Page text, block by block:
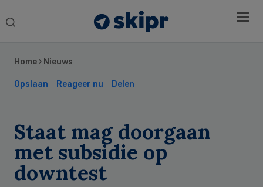
Search
Home › Nieuws
Opslaan Reageer nu Delen
Staat mag doorgaan
met subsidie op
downtest
Sidebar